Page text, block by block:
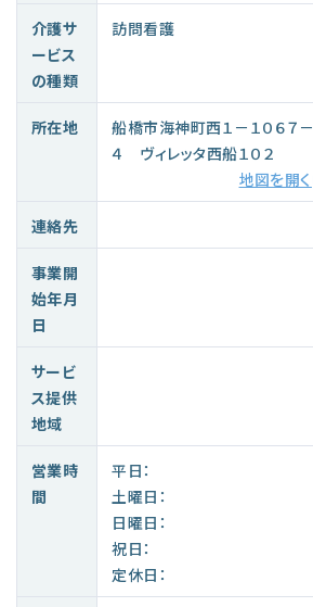
介護サ
ービス
の種類
訪問看護
所在地
船橋市海神町西１－１０６７－
４ ヴィレッタ西船１０２
地図を開く
連絡先
事業開
始年月
日
サービ
ス提供
地域
営業時
間
平日：
土曜日：
日曜日：
祝日：
定休日：